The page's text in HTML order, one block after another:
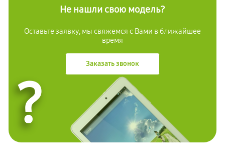
Не нашли свою модель?
Оставьте заявку, мы свяжемся с Вами в ближайшее
время
Заказать звонок
?